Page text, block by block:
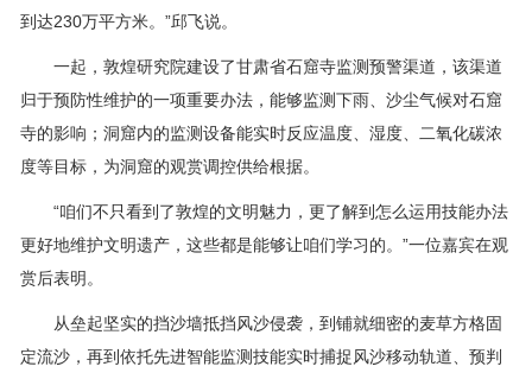
到达230万平方米。”邱飞说。
一起，敦煌研究院建设了甘肃省石窟寺监测预警渠道，该渠道
归于预防性维护的一项重要办法，能够监测下雨、沙尘气候对石窟
寺的影响；洞窟内的监测设备能实时反应温度、湿度、二氧化碳浓
度等目标，为洞窟的观赏调控供给根据。
“咱们不只看到了敦煌的文明魅力，更了解到怎么运用技能办法
更好地维护文明遗产，这些都是能够让咱们学习的。”一位嘉宾在观
赏后表明。
从垒起坚实的挡沙墙抵挡风沙侵袭，到铺就细密的麦草方格固
定流沙，再到依托先进智能监测技能实时捕捉风沙移动轨道、预判